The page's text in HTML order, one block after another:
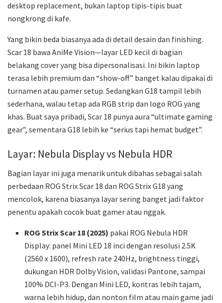
desktop replacement, bukan laptop tipis-tipis buat
nongkrong di kafe.
Yang bikin beda biasanya ada di detail desain dan finishing.
Scar 18 bawa AniMe Vision—layar LED kecil di bagian
belakang cover yang bisa dipersonalisasi. Ini bikin laptop
terasa lebih premium dan “show-off” banget kalau dipakai di
turnamen atau pamer setup. Sedangkan G18 tampil lebih
sederhana, walau tetap ada RGB strip dan logo ROG yang
khas. Buat saya pribadi, Scar 18 punya aura “ultimate gaming
gear”, sementara G18 lebih ke “serius tapi hemat budget”.
Layar: Nebula Display vs Nebula HDR
Bagian layar ini juga menarik untuk dibahas sebagai salah
perbedaan ROG Strix Scar 18 dan ROG Strix G18 yang
mencolok, karena biasanya layar sering banget jadi faktor
penentu apakah cocok buat gamer atau nggak.
ROG Strix Scar 18 (2025) pakai ROG Nebula HDR
Display: panel Mini LED 18 inci dengan resolusi 2.5K
(2560 x 1600), refresh rate 240Hz, brightness tinggi,
dukungan HDR Dolby Vision, validasi Pantone, sampai
100% DCI-P3. Dengan Mini LED, kontras lebih tajam,
warna lebih hidup, dan nonton film atau main game jadi